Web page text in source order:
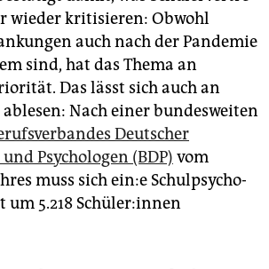
wieder kritisieren: Obwohl
auch nach der Pandemie
sind, hat das Thema an
Das lässt sich auch an
Nach einer bundesweiten
Deutscher
Psychologen (BDP) vom
muss sich ein:e Schul­psy­cho­
5.218 Schü­le­r:in­nen